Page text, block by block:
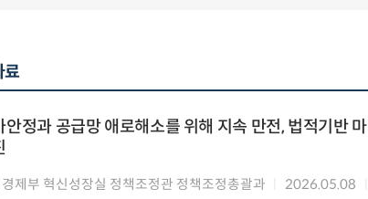
료
안정과 공급망 애로해소를 위해 지속 만전, 법적기반
제부 혁신성장실 정책조정관 정책조정총괄과 2026.05.08